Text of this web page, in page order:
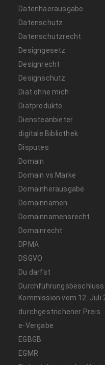
Datenhaerausgabe
Datenschutz
Datenschutzrecht
Designgesetz
Designrecht
Designschutz
Diät ohne mich
Diätprodukte
Diensteanbieter
digitale Bibliothek
Disputes
Domain
Domain vs Marke
Domainherausgabe
Domainnamen
Domainnamensrecht
Domainrecht
DPMA
DSGVO
Du darfst
Kommission vom 12. Juli
durchgestrichener Preis
e-Vergabe
EGBGB
EGMR